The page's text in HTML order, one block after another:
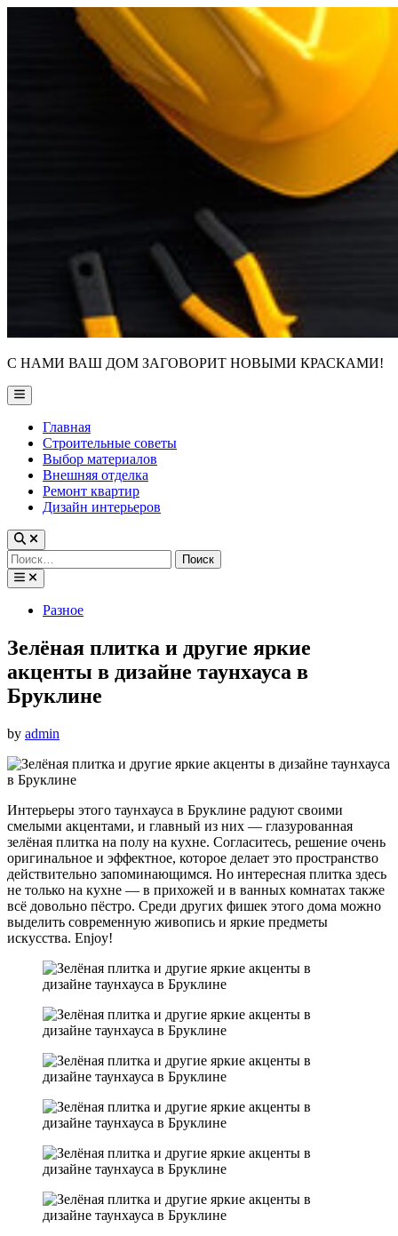
С НАМИ ВАШ ДОМ ЗАГОВОРИТ НОВЫМИ КРАСКАМИ!
Main
Menu
Главная
Строительные советы
Выбор материалов
Внешняя отделка
Ремонт квартир
Дизайн интерьеров
Найти:
PostedРазное
Зелёная плитка и другие яркие
акценты в дизайне таунхауса в
Бруклине
by admin
Интерьеры этого таунхауса в Бруклине радуют своими
смелыми акцентами, и главный из них — глазурованная
зелёная плитка на полу на кухне. Согласитесь, решение очень
оригинальное и эффектное, которое делает это пространство
действительно запоминающимся. Но интересная плитка здесь
не только на кухне — в прихожей и в ванных комнатах также
всё довольно пёстро. Среди других фишек этого дома можно
выделить современную живопись и яркие предметы
искусства. Enjoy!